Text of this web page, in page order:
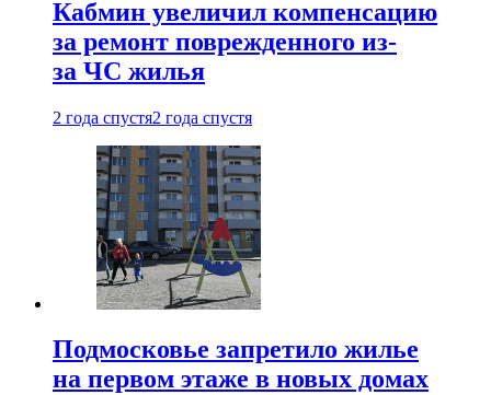
Кабмин увеличил компенсацию
за ремонт поврежденного из-
за ЧС жилья
2 года спустя2 года спустя
Подмосковье запретило жилье
на первом этаже в новых домах